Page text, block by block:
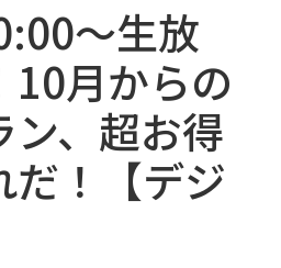
～生放
月からの
ン、超お得
だ！【デジ